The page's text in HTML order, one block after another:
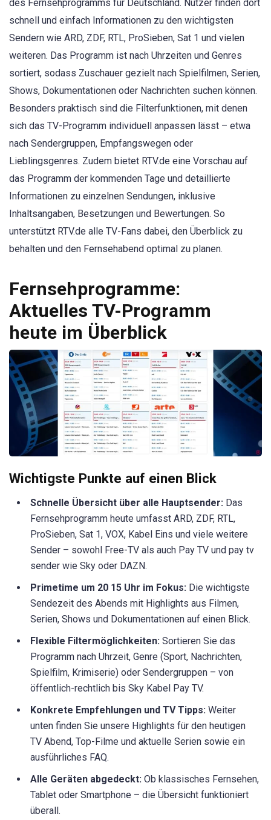
des Fernsehprogramms für Deutschland. Nutzer finden dort
schnell und einfach Informationen zu den wichtigsten
Sendern wie ARD, ZDF, RTL, ProSieben, Sat 1 und vielen
weiteren. Das Programm ist nach Uhrzeiten und Genres
sortiert, sodass Zuschauer gezielt nach Spielfilmen, Serien,
Shows, Dokumentationen oder Nachrichten suchen können.
Besonders praktisch sind die Filterfunktionen, mit denen
sich das TV-Programm individuell anpassen lässt – etwa
nach Sendergruppen, Empfangswegen oder
Lieblingsgenres. Zudem bietet RTV.de eine Vorschau auf
das Programm der kommenden Tage und detaillierte
Informationen zu einzelnen Sendungen, inklusive
Inhaltsangaben, Besetzungen und Bewertungen. So
unterstützt RTV.de alle TV-Fans dabei, den Überblick zu
behalten und den Fernsehabend optimal zu planen.
Fernsehprogramme:
Aktuelles TV-Programm
heute im Überblick
Wichtigste Punkte auf einen Blick
Schnelle Übersicht über alle Hauptsender: Das
Fernsehprogramm heute umfasst ARD, ZDF, RTL,
ProSieben, Sat 1, VOX, Kabel Eins und viele weitere
Sender – sowohl Free-TV als auch Pay TV und pay tv
sender wie Sky oder DAZN.
Primetime um 20 15 Uhr im Fokus: Die wichtigste
Sendezeit des Abends mit Highlights aus Filmen,
Serien, Shows und Dokumentationen auf einen Blick.
Flexible Filtermöglichkeiten: Sortieren Sie das
Programm nach Uhrzeit, Genre (Sport, Nachrichten,
Spielfilm, Krimiserie) oder Sendergruppen – von
öffentlich-rechtlich bis Sky Kabel Pay TV.
Konkrete Empfehlungen und TV Tipps: Weiter
unten finden Sie unsere Highlights für den heutigen
TV Abend, Top-Filme und aktuelle Serien sowie ein
ausführliches FAQ.
Alle Geräten abgedeckt: Ob klassisches Fernsehen,
Tablet oder Smartphone – die Übersicht funktioniert
überall.